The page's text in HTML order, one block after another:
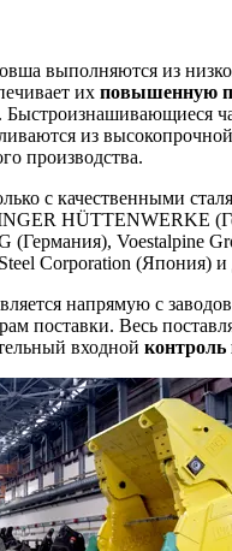
выполняются из
их повышенную
. Быстроизнашивающиеся
из
производства.
с качественными
HÜTTENWERKE
(Германия), Voestalpine
Corporation (Япония) и
напрямую с
поставки. Весь
входной контроль